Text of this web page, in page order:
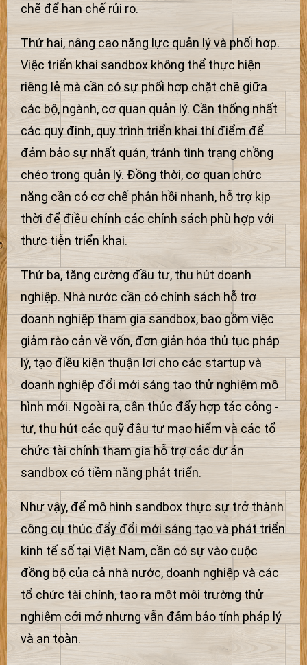
chẽ để hạn chế rủi ro.
Thứ hai, nâng cao năng lực quản lý và phối hợp.
Việc triển khai sandbox không thể thực hiện
riêng lẻ mà cần có sự phối hợp chặt chẽ giữa
các bộ, ngành, cơ quan quản lý. Cần thống nhất
các quy định, quy trình triển khai thí điểm để
đảm bảo sự nhất quán, tránh tình trạng chồng
chéo trong quản lý. Đồng thời, cơ quan chức
năng cần có cơ chế phản hồi nhanh, hỗ trợ kịp
thời để điều chỉnh các chính sách phù hợp với
thực tiễn triển khai.
Thứ ba, tăng cường đầu tư, thu hút doanh
nghiệp. Nhà nước cần có chính sách hỗ trợ
doanh nghiệp tham gia sandbox, bao gồm việc
giảm rào cản về vốn, đơn giản hóa thủ tục pháp
lý, tạo điều kiện thuận lợi cho các startup và
doanh nghiệp đổi mới sáng tạo thử nghiệm mô
hình mới. Ngoài ra, cần thúc đẩy hợp tác công -
tư, thu hút các quỹ đầu tư mạo hiểm và các tổ
chức tài chính tham gia hỗ trợ các dự án
sandbox có tiềm năng phát triển.
Như vậy, để mô hình sandbox thực sự trở thành
công cụ thúc đẩy đổi mới sáng tạo và phát triển
kinh tế số tại Việt Nam, cần có sự vào cuộc
đồng bộ của cả nhà nước, doanh nghiệp và các
tổ chức tài chính, tạo ra một môi trường thử
nghiệm cởi mở nhưng vẫn đảm bảo tính pháp lý
và an toàn.